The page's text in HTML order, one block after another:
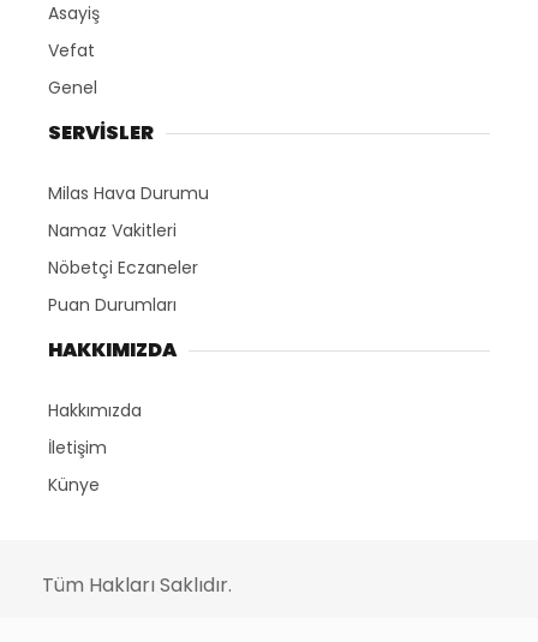
Asayiş
Vefat
Genel
SERVİSLER
Milas Hava Durumu
Namaz Vakitleri
Nöbetçi Eczaneler
Puan Durumları
HAKKIMIZDA
Hakkımızda
İletişim
Künye
Tüm Hakları Saklıdır.